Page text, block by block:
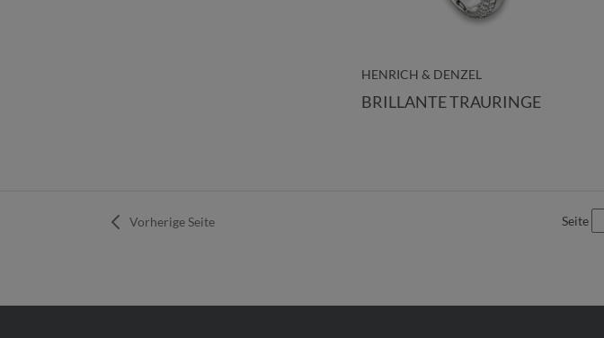
HENRICH & DENZEL
BRILLANTE TRAURINGE
Vorherige Seite Seite